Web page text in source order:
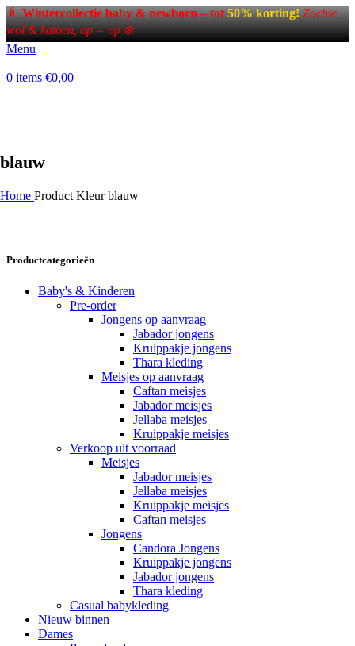
🍼Wintercollectie baby & newborn – tot50% korting! Zachte
wol & katoen, op = op ❄️
Menu
0 items €0,00
blauw
Home Product Kleurblauw
Productcategorieën
Baby's & Kinderen
Pre-order
Jongens op aanvraag
Jabador jongens
Kruippakje jongens
Thara kleding
Meisjes op aanvraag
Caftan meisjes
Jabador meisjes
Jellaba meisjes
Kruippakje meisjes
Verkoop uit voorraad
Meisjes
Jabador meisjes
Jellaba meisjes
Kruippakje meisjes
Caftan meisjes
Jongens
Candora Jongens
Kruippakje jongens
Jabador jongens
Thara kleding
Casual babykleding
Nieuw binnen
Dames